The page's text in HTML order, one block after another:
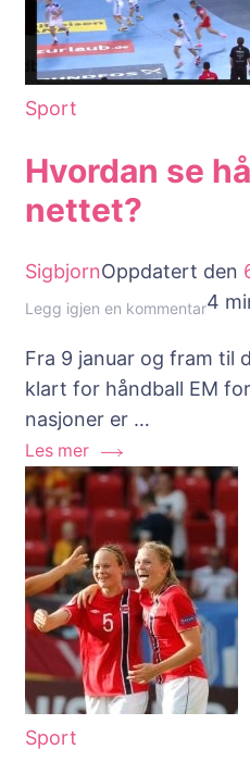
i
Sport
Hvordan se
nettet?
SigbjornOppdatert den
Legg igjen en kommentartil
se
nettet?
4
Fra 9 januar og fram til
klart for håndball EM
nasjoner er …
Les mer
Sport